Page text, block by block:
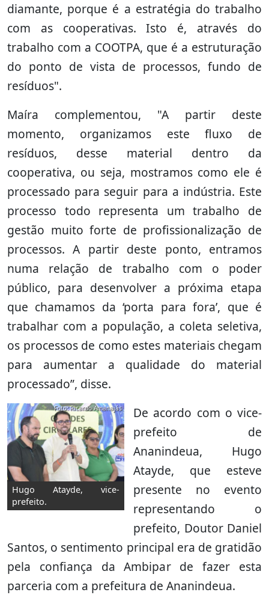
diamante, porque é a estratégia do trabalho
com as cooperativas. Isto é, através do
trabalho com a COOTPA, que é a estruturação
do ponto de vista de processos, fundo de
resíduos".
Maíra complementou, "A partir deste
momento, organizamos este fluxo de
resíduos, desse material dentro da
cooperativa, ou seja, mostramos como ele é
processado para seguir para a indústria. Este
processo todo representa um trabalho de
gestão muito forte de profissionalização de
processos. A partir deste ponto, entramos
numa relação de trabalho com o poder
público, para desenvolver a próxima etapa
que chamamos da ‘porta para fora’, que é
trabalhar com a população, a coleta seletiva,
os processos de como estes materiais chegam
para aumentar a qualidade do material
processado”, disse.
Hugo Atayde, vice-
prefeito.
Foto: Ricardo Amanajás
De acordo com o vice-
prefeito de
Ananindeua, Hugo
Atayde, que esteve
presente no evento
representando o
prefeito, Doutor Daniel
Santos, o sentimento principal era de gratidão
pela confiança da Ambipar de fazer esta
parceria com a prefeitura de Ananindeua.